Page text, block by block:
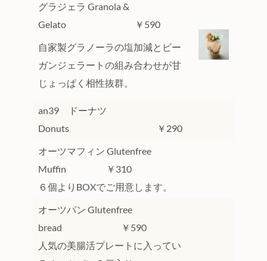
グラジェラ Granola &
Gelato ￥590
自家製グラノーラの塩加減とビー
ガンジェラートの組み合わせが甘
じょっぱく相性抜群。
an39 ドーナツ
Donuts ￥290
オーツマフィン Glutenfree
Muffin ￥310
６個よりBOXでご用意します。
オーツパン Glutenfree
bread ￥590
人気の美腸活プレートに入ってい